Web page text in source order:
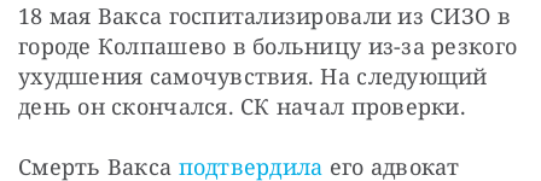
18 мая Вакса госпитализировали из СИЗО в
городе Колпашево в больницу из-за резкого
ухудшения самочувствия. На следующий
день он скончался. СК начал проверки.
Смерть Вакса подтвердила его адвокат